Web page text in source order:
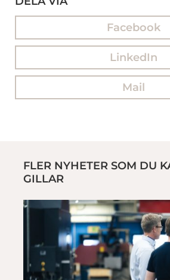
Facebook
LinkedIn
Mail
FLER NYHETER SOM DU
GILLAR